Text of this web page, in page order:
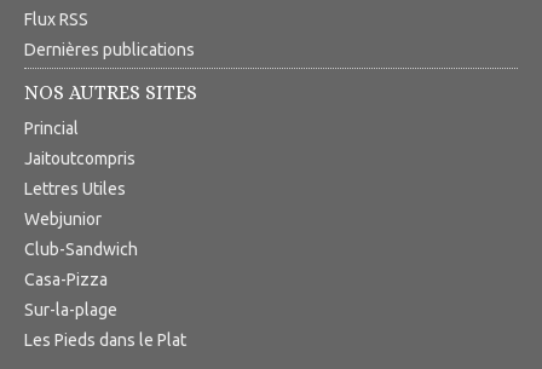
Flux RSS
Dernières publications
NOS AUTRES SITES
Princial
Jaitoutcompris
Lettres Utiles
Webjunior
Club-Sandwich
Casa-Pizza
Sur-la-plage
Les Pieds dans le Plat